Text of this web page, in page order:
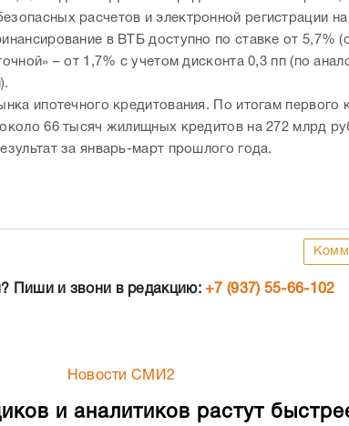
расчетов и электронной регистрации на
в ВТБ доступно по ставке от 5,7%
– от 1,7% с учетом дисконта 0,3 пп (по
ипотечного кредитования. По итогам первого
66 тысяч жилищных кредитов на 272 млрд
за январь-март прошлого года.
Пиши и звони в редакцию:+7 (937) 55-66-102
Новости СМИ2
и аналитиков растут